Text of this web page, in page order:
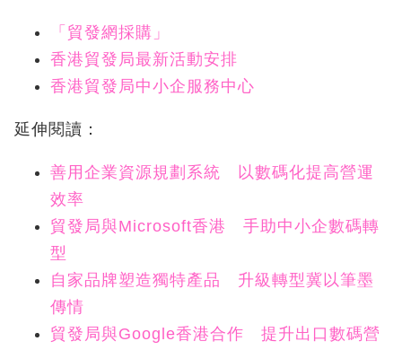
「貿發網採購」
香港貿發局最新活動安排
香港貿發局中小企服務中心
延伸閱讀：
善用企業資源規劃系統 以數碼化提高營運
效率
貿發局與Microsoft香港 手助中小企數碼轉
型
自家品牌塑造獨特產品 升級轉型冀以筆墨
傳情
貿發局與Google香港合作 提升出口數碼營